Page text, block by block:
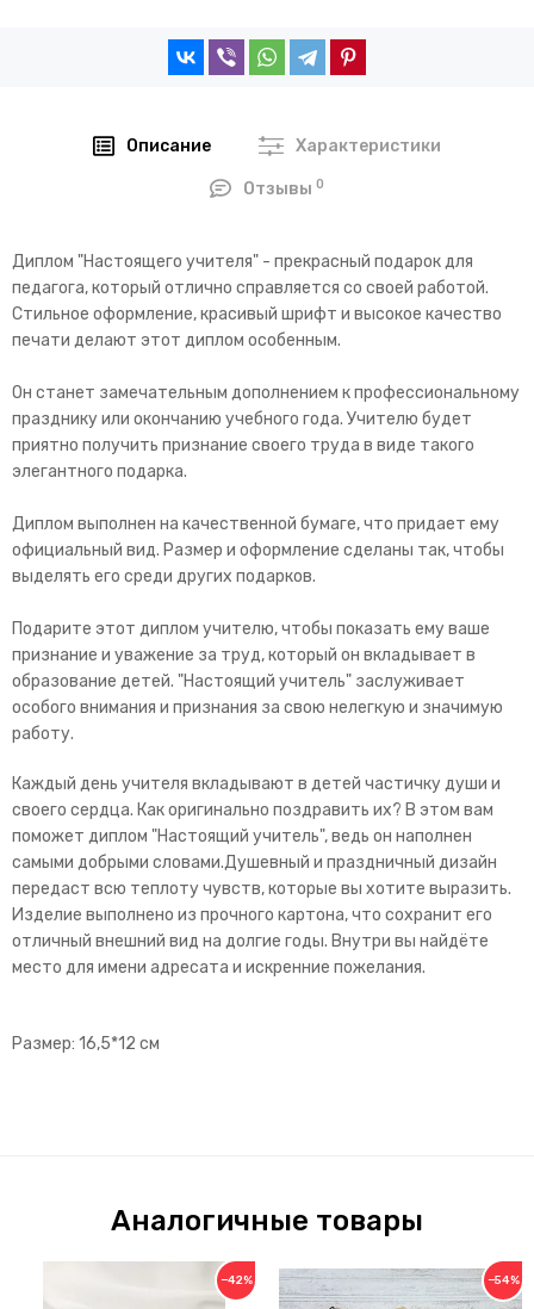
Описание Характеристики
Отзывы0
Диплом "Настоящего учителя" - прекрасный подарок для
педагога, который отлично справляется со своей работой.
Стильное оформление, красивый шрифт и высокое качество
печати делают этот диплом особенным.
Он станет замечательным дополнением к профессиональному
празднику или окончанию учебного года. Учителю будет
приятно получить признание своего труда в виде такого
элегантного подарка.
Диплом выполнен на качественной бумаге, что придает ему
официальный вид. Размер и оформление сделаны так, чтобы
выделять его среди других подарков.
Подарите этот диплом учителю, чтобы показать ему ваше
признание и уважение за труд, который он вкладывает в
образование детей. "Настоящий учитель" заслуживает
особого внимания и признания за свою нелегкую и значимую
работу.
Каждый день учителя вкладывают в детей частичку души и
своего сердца. Как оригинально поздравить их? В этом вам
поможет диплом "Настоящий учитель", ведь он наполнен
самыми добрыми словами.Душевный и праздничный дизайн
передаст всю теплоту чувств, которые вы хотите выразить.
Изделие выполнено из прочного картона, что сохранит его
отличный внешний вид на долгие годы. Внутри вы найдёте
место для имени адресата и искренние пожелания.
Размер: 16,5*12 см
Аналогичные товары
−42% −54%